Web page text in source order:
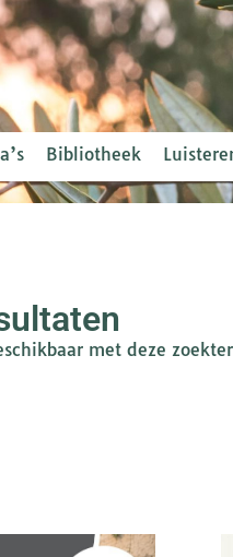
Bibliotheek
met deze